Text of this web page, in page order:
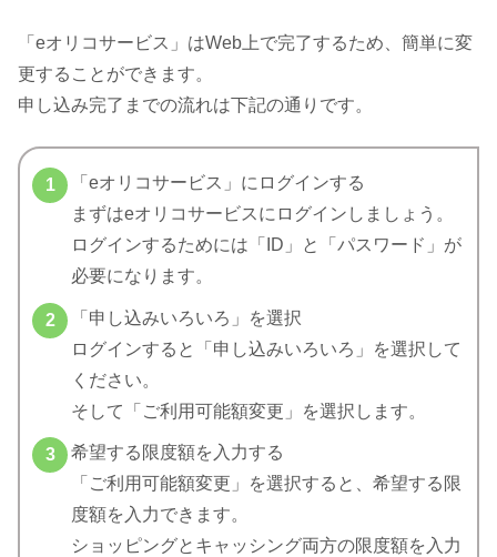
「eオリコサービス」はWeb上で完了するため、簡単に変
更することができます。
申し込み完了までの流れは下記の通りです。
「eオリコサービス」にログインする
まずはeオリコサービスにログインしましょう。
ログインするためには「ID」と「パスワード」が
必要になります。
「申し込みいろいろ」を選択
ログインすると「申し込みいろいろ」を選択して
ください。
そして「ご利用可能額変更」を選択します。
希望する限度額を入力する
「ご利用可能額変更」を選択すると、希望する限
度額を入力できます。
ショッピングとキャッシング両方の限度額を入力